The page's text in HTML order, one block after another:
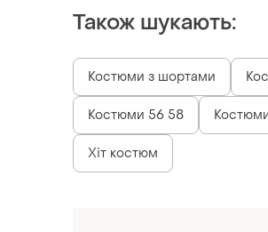
Також шукають:
Костюми з шортами
Костюми 56 58
Хіт костюм